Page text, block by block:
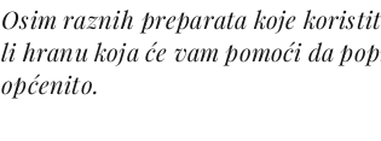
Osim raznih preparata koje
li hranu koja će vam pomoći da
općenito.